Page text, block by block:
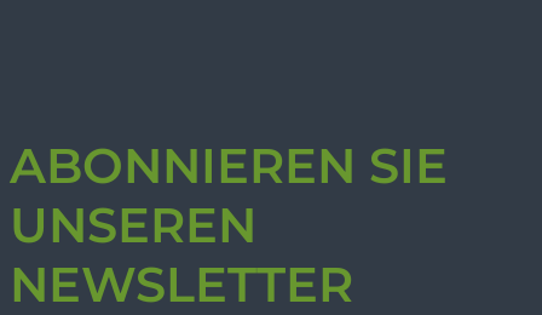
ABONNIEREN SIE
UNSEREN
NEWSLETTER